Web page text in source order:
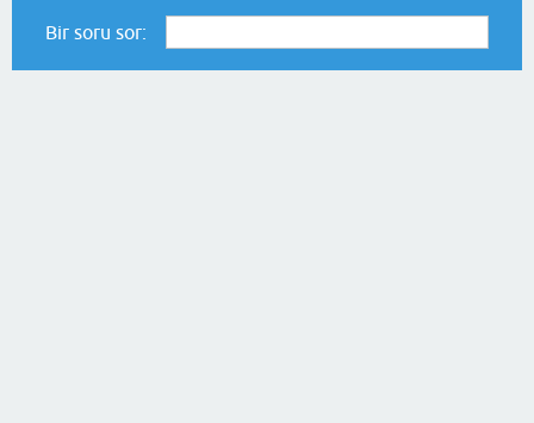
Bir soru sor: